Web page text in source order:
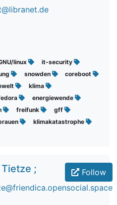
linux
it-security
snowden
coreboot
klima
energiewende
freifunk
gff
klimakatastrophe
Follow
;